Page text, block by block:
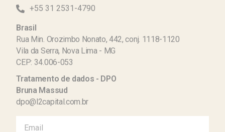
+55 31 2531-4790
Brasil
Rua Min. Orozimbo Nonato, 442, conj. 1118-1120
Vila da Serra, Nova Lima - MG
CEP: 34.006-053
Tratamento de dados - DPO
Bruna Massud
dpo@l2capital.com.br